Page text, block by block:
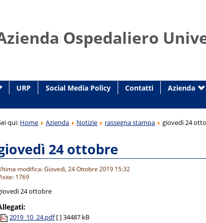
Ospedaliero
URP Social Media Policy Contatti Azienda
qui: Home Azienda Notizie rassegna stampa giovedì 24
24 ottobre
modifica: Giovedì, 24 Ottobre 2019 15:32
1769
24 ottobre
2019_10_24.pdf [ ]34487 kB